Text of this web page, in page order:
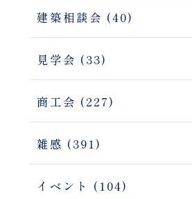
建築相談会 (40)
見学会 (33)
商工会 (227)
雑感 (391)
イベント (104)